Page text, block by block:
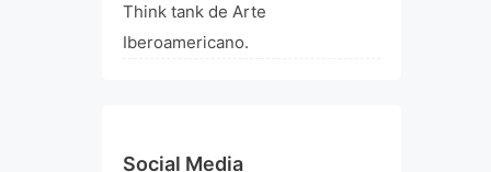
Think tank de Arte
Iberoamericano.
Social Media